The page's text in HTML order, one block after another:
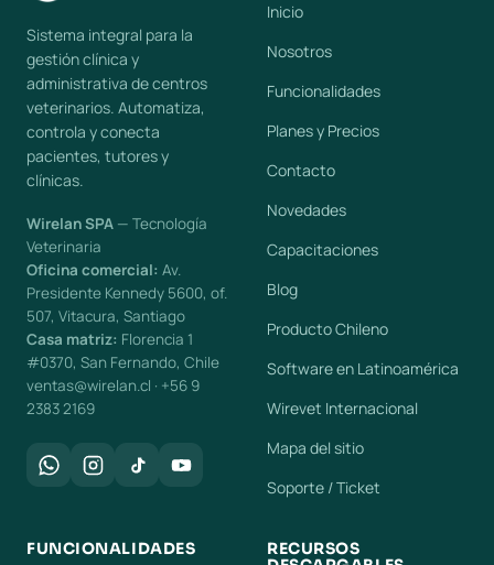
Sistema integral para la
gestión clínica y
administrativa de centros
veterinarios. Automatiza,
controla y conecta
pacientes, tutores y
clínicas.
Wirelan SPA — Tecnología
Veterinaria
Oficina comercial: Av.
Presidente Kennedy 5600, of.
507, Vitacura, Santiago
Casa matriz: Florencia 1
#0370, San Fernando, Chile
ventas@wirelan.cl · +56 9
2383 2169
Inicio
Nosotros
Funcionalidades
Planes y Precios
Contacto
Novedades
Capacitaciones
Blog
Producto Chileno
Software en Latinoamérica
Wirevet Internacional
Mapa del sitio
Soporte / Ticket
FUNCIONALIDADES
RECURSOS